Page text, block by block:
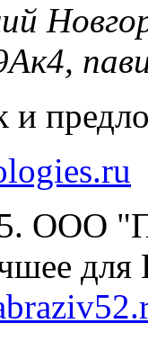
и
ООО